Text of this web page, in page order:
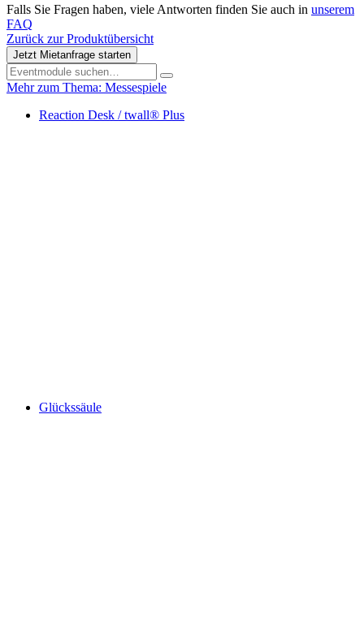
Falls Sie Fragen haben, viele Antworten finden Sie auch in unserem
FAQ
Zurück zur Produktübersicht
Jetzt Mietanfrage starten
Mehr zum Thema: Messespiele
Reaction Desk / twall® Plus
Glückssäule